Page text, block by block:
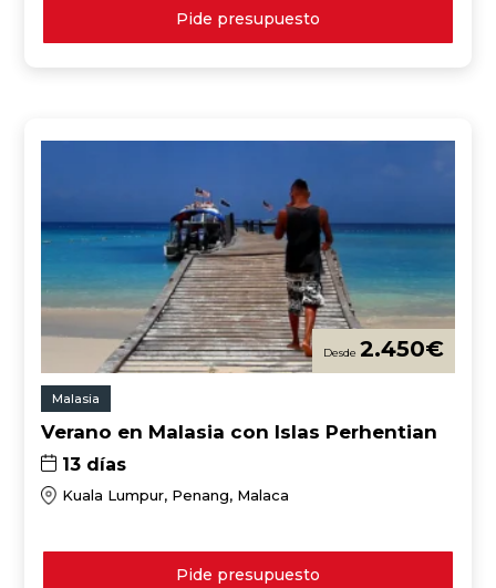
Pide presupuesto
2.450€
Malasia
Verano en Malasia con Islas Perhentian
13 días
Kuala Lumpur, Penang, Malaca
Pide presupuesto